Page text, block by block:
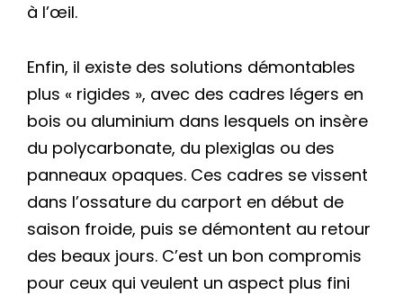
à l’œil.
Enfin, il existe des solutions démontables
plus « rigides », avec des cadres légers en
bois ou aluminium dans lesquels on insère
du polycarbonate, du plexiglas ou des
panneaux opaques. Ces cadres se vissent
dans l’ossature du carport en début de
saison froide, puis se démontent au retour
des beaux jours. C’est un bon compromis
pour ceux qui veulent un aspect plus fini